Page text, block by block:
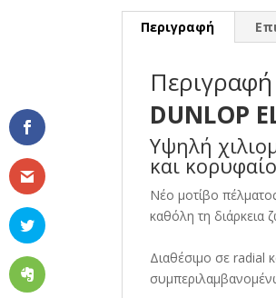
Περιγραφή
Περιγραφή
DUNLOP
Υψηλή
και
Νέο μοτίβο
καθόλη τη διάρκεια
Διαθέσιμο σε radial